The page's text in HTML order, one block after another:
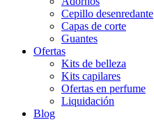
Cepillo desenredante
Capas de corte
Guantes
Ofertas
Kits de belleza
Kits capilares
Ofertas en perfume
Liquidación
Blog